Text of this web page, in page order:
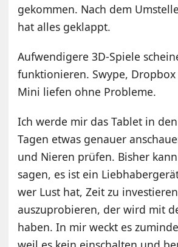
gekommen. Nach dem
hat alles geklappt.
Aufwendigere 3D-Spiele
funktionieren. Swype,
Mini liefen ohne Probleme.
Ich werde mir das Tablet in
Tagen etwas genauer
und Nieren prüfen. Bisher
sagen, es ist ein
wer Lust hat, Zeit zu
auszuprobieren, der wird mit
haben. In mir weckt es